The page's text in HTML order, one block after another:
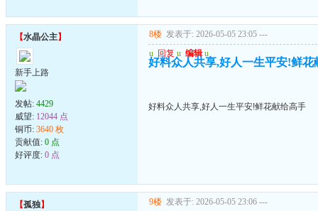
【水晶公主】
新手上路
发帖: 4429
威望: 12044 点
铜币: 3640 枚
贡献值: 0 点
好评度: 0 点
8楼 发表于: 2026-05-05 23:05 ---
u 回复 u 编辑 u
好料众人共享,好人一生平安!鲜花
好料众人共享,好人一生平安!鲜花献给高手
【孤独】 9楼 发表于: 2026-05-05 23:06 ---